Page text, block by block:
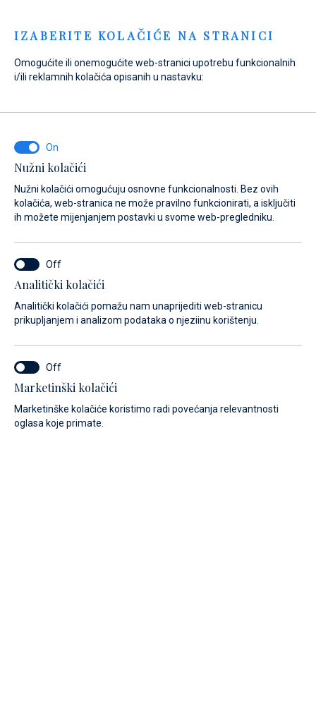
Home Marine Marina Veli Rat Galerija
Marina Veli Rat
Galerija
Usluge Galerija
IZABERITE KOLAČIĆE NA STRANICI
Omogućite ili onemogućite web-stranici upotrebu funkcionalnih
i/ili reklamnih kolačića opisanih u nastavku:
Nužni kolačići
Nužni kolačići omogućuju osnovne funkcionalnosti. Bez ovih
kolačića, web-stranica ne može pravilno funkcionirati, a isključiti
ih možete mijenjanjem postavki u svome web-pregledniku.
Analitički kolačići
Analitički kolačići pomažu nam unaprijediti web-stranicu
prikupljanjem i analizom podataka o njeziinu korištenju.
Marketinški kolačići
Marketinške kolačiće koristimo radi povećanja relevantnosti
oglasa koje primate.